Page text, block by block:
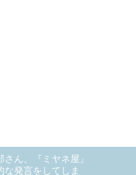
さん、『ミヤネ屋』
発言をしてしま